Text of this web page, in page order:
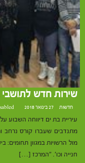
שירות חדש לתושבי
חדשות 27 בינואר 2018 at 10:51
עיריית בת ים דיווחה השבוע
מתנדבים שעברו קורס נרחב
מול הרשויות במגוון תחומים:
חנייה וכו'. "המרכז […]